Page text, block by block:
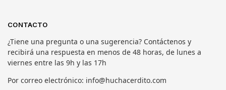
CONTACTO
¿Tiene una pregunta o una sugerencia? Contáctenos y
recibirá una respuesta en menos de 48 horas, de lunes a
viernes entre las 9h y las 17h
Por correo electrónico: info@huchacerdito.com